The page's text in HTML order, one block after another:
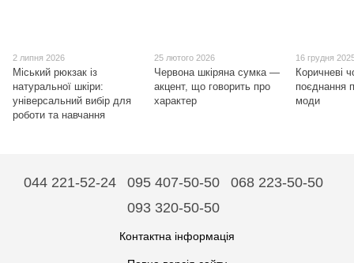
2 липня 2026
Міський рюкзак із
натуральної шкіри:
універсальний вибір для
роботи та навчання
25 лютого 2026
Червона шкіряна сумка —
акцент, що говорить про
характер
16 грудня
Коричневі
поєднання
моди
044 221-52-24 095 407-50-50
068 223-50-50
093 320-50-50
Контактна інформація